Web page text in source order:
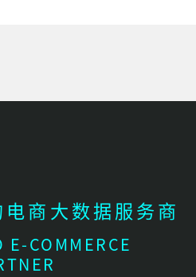
商大数据服务商
E-COMMERCE